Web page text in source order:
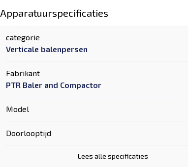
Apparatuurspecificaties
categorie
Verticale balenpersen
Fabrikant
PTR Baler and Compactor
Model
Doorlooptijd
Lees alle specificaties